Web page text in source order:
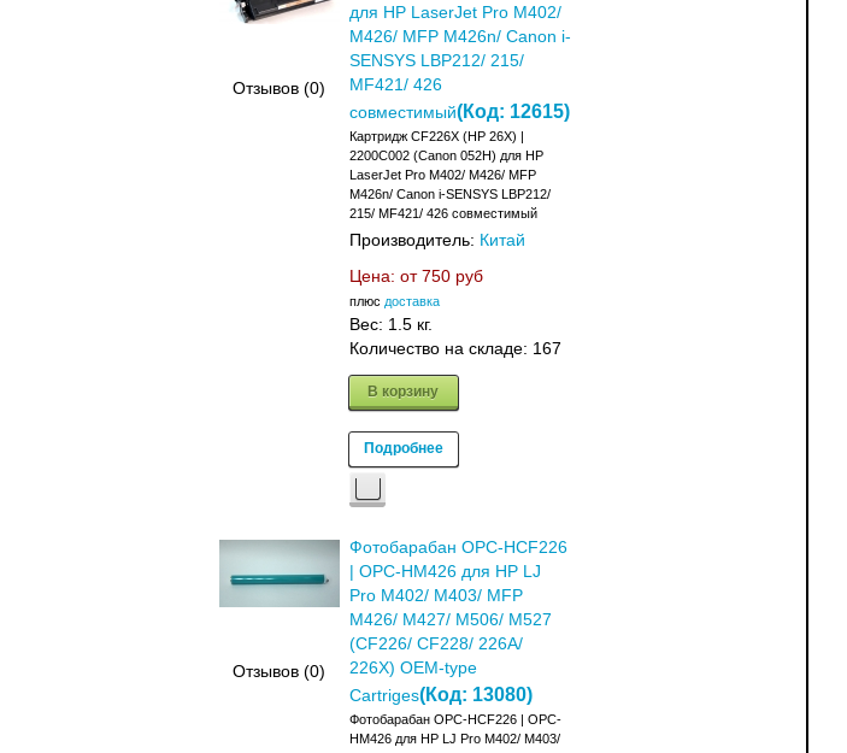
Отзывов (0)
для HP LaserJet Pro M402/
M426/ MFP M426n/ Canon i-
SENSYS LBP212/ 215/
MF421/ 426
совместимый(Код: 12615)
Картридж CF226X (HP 26X) |
2200C002 (Canon 052H) для HP
LaserJet Pro M402/ M426/ MFP
M426n/ Canon i-SENSYS LBP212/
215/ MF421/ 426 совместимый
Производитель: Китай
Цена: от 750 руб
плюс доставка
Вес: 1.5 кг.
Количество на складе: 167
В корзину
Подробнее
Отзывов (0)
Фотобарабан OPC-HCF226
| OPC-HM426 для HP LJ
Pro M402/ M403/ MFP
M426/ M427/ M506/ M527
(CF226/ CF228/ 226A/
226X) OEM-type
Cartriges(Код: 13080)
Фотобарабан OPC-HCF226 | OPC-
HM426 для HP LJ Pro M402/ M403/